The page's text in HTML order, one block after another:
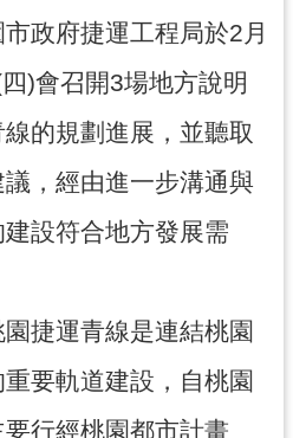
政府捷運工程局於2月
)會召開3場地方說明
的規劃進展，並聽取
，經由進一步溝通與
設符合地方發展需
捷運青線是連結桃園
要軌道建設，自桃園
行經桃園都市計畫